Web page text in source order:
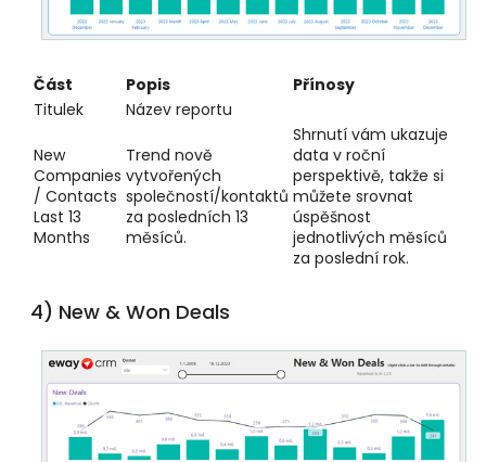
Část Popis
Přínosy
Titulek
Název reportu
New
Companies
/ Contacts
Last 13
Months
Trend nově
vytvořených
společností/kontaktů
za posledních 13
měsíců.
Shrnutí vám ukazuje
data v roční
perspektivě, takže si
můžete srovnat
úspěšnost
jednotlivých měsíců
za poslední rok.
4) New & Won Deals